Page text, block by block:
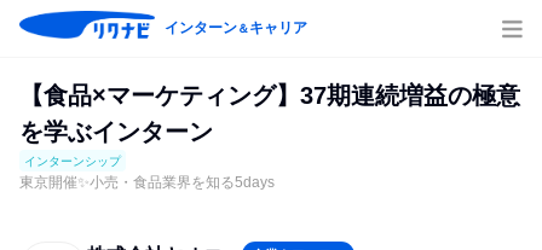
インターン＆キャリア
【食品×マーケティング】37期連続増益の極意
を学ぶインターン
インターンシップ
東京開催✨小売・食品業界を知る5days